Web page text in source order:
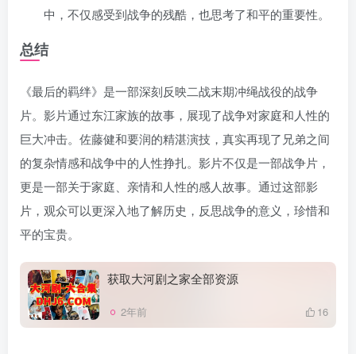
中，不仅感受到战争的残酷，也思考了和平的重要性。
总结
《最后的羁绊》是一部深刻反映二战末期冲绳战役的战争
片。影片通过东江家族的故事，展现了战争对家庭和人性的
巨大冲击。佐藤健和要润的精湛演技，真实再现了兄弟之间
的复杂情感和战争中的人性挣扎。影片不仅是一部战争片，
更是一部关于家庭、亲情和人性的感人故事。通过这部影
片，观众可以更深入地了解历史，反思战争的意义，珍惜和
平的宝贵。
获取大河剧之家全部资源
2年前 16